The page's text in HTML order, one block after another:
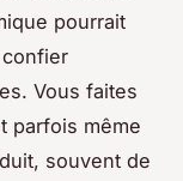
pourrait
Vous faites
parfois même
souvent de